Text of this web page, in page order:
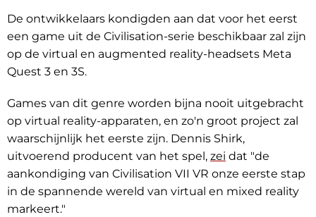
De ontwikkelaars kondigden aan dat voor het eerst
een game uit de Civilisation-serie beschikbaar zal zijn
op de virtual en augmented reality-headsets Meta
Quest 3 en 3S.
Games van dit genre worden bijna nooit uitgebracht
op virtual reality-apparaten, en zo'n groot project zal
waarschijnlijk het eerste zijn. Dennis Shirk,
uitvoerend producent van het spel, zei dat "de
aankondiging van Civilisation VII VR onze eerste stap
in de spannende wereld van virtual en mixed reality
markeert."